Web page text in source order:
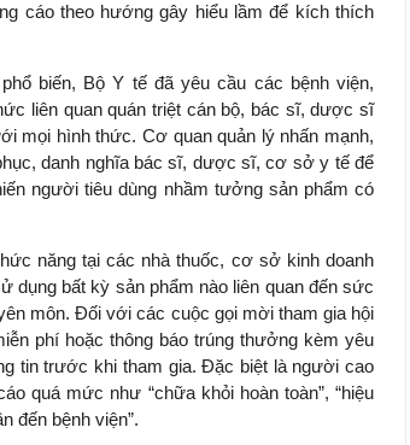
cáo theo hướng gây hiểu lầm để kích thích
biến, Bộ Y tế đã yêu cầu các bệnh viện,
liên quan quán triệt cán bộ, bác sĩ, dược sĩ
mọi hình thức. Cơ quan quản lý nhấn mạnh,
danh nghĩa bác sĩ, dược sĩ, cơ sở y tế để
người tiêu dùng nhầm tưởng sản phẩm có
năng tại các nhà thuốc, cơ sở kinh doanh
dụng bất kỳ sản phẩm nào liên quan đến sức
môn. Đối với các cuộc gọi mời tham gia hội
phí hoặc thông báo trúng thưởng kèm yêu
tin trước khi tham gia.Đặc biệt là người cao
quá mức như “chữa khỏi hoàn toàn”, “hiệu
đến bệnh viện”.